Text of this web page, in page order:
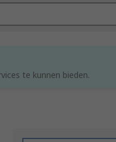
te kunnen bieden.